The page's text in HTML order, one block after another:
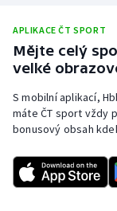
Rychlostní
Short track
Sportovní
Triatlon
APLIKACE ČT SPORT
Mějte celý
velké
S mobilní aplikací,
máte ČT sport vždy
bonusový obsah